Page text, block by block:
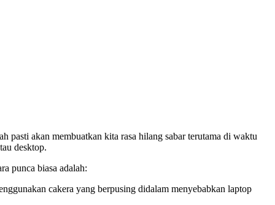
pasti akan membuatkan kita rasa hilang sabar terutama di waktu
desktop.
punca biasa adalah:
cakera yang berpusing didalam menyebabkan laptop